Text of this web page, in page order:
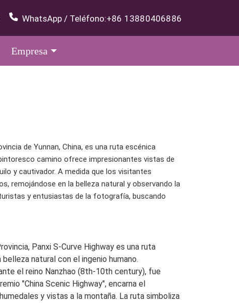
WhatsApp / Teléfono:+86 13880406886
Empresa
de Yunnan, China, es una ruta escénica
camino ofrece impresionantes vistas de
y cautivador. A medida que los visitantes
remojándose en la belleza natural y observando la
y entusiastas de la fotografía, buscando
Panxi S-Curve Highway es una ruta
natural con el ingenio humano.
el reino Nanzhao (8th-10th century), fue
"China Scenic Highway", encarna el
y vistas a la montaña. La ruta simboliza